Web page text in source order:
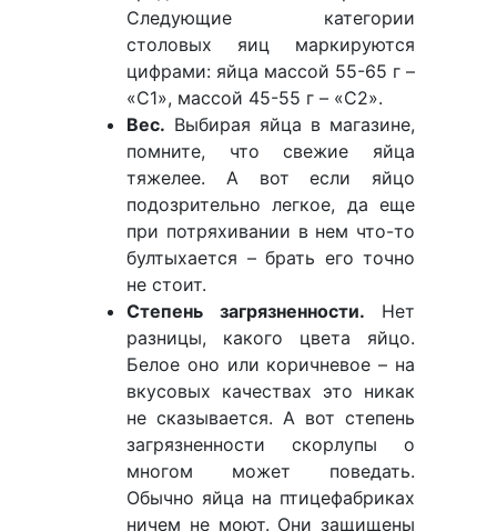
Следующие категории
столовых яиц маркируются
цифрами: яйца массой 55-65 г –
«С1», массой 45-55 г – «С2».
Вес. Выбирая яйца в магазине,
помните, что свежие яйца
тяжелее. А вот если яйцо
подозрительно легкое, да еще
при потряхивании в нем что-то
бултыхается – брать его точно
не стоит.
Степень загрязненности. Нет
разницы, какого цвета яйцо.
Белое оно или коричневое – на
вкусовых качествах это никак
не сказывается. А вот степень
загрязненности скорлупы о
многом может поведать.
Обычно яйца на птицефабриках
ничем не моют. Они защищены